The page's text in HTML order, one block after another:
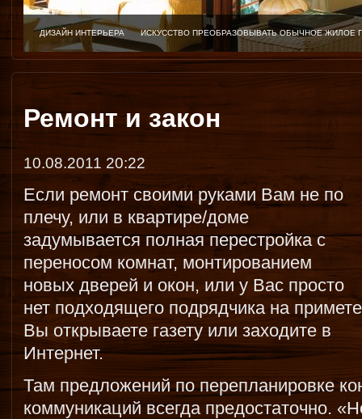
ДИЗАЙН ИНТЕРЬЕРА ИСКУССТВО ПРЕОБРАЗОВЫВАТЬ ОБЫЧНОЕ
Ремонт и закон
10.08.2011 20:22
Если ремонт своими руками Вам не по
плечу, или в квартире/доме
задумывается полная перестройка с
переносом комнат, монтированием
новых дверей и окон, или у Вас просто
нет подходящего подрядчика на
Вы открываете газету или заходите в
Интернет.
Там предложений по перепланировке
коммуникаций всегда предостаточно.